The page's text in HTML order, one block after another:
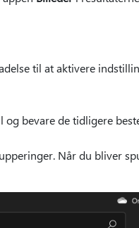
til at aktivere
bevare de tidligere
Når du bliver